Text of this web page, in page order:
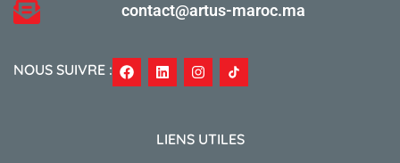
contact@artus-maroc.ma
NOUS SUIVRE :
LIENS UTILES